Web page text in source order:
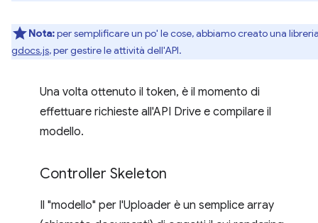
Nota:per semplificare un po' le cose, abbiamo creato una
gdocs.js, per gestire le attività dell'API.
Una volta ottenuto il token, è il momento di
effettuare richieste all'API Drive e compilare il
modello.
Controller Skeleton
Il "modello" per l'Uploader è un semplice array